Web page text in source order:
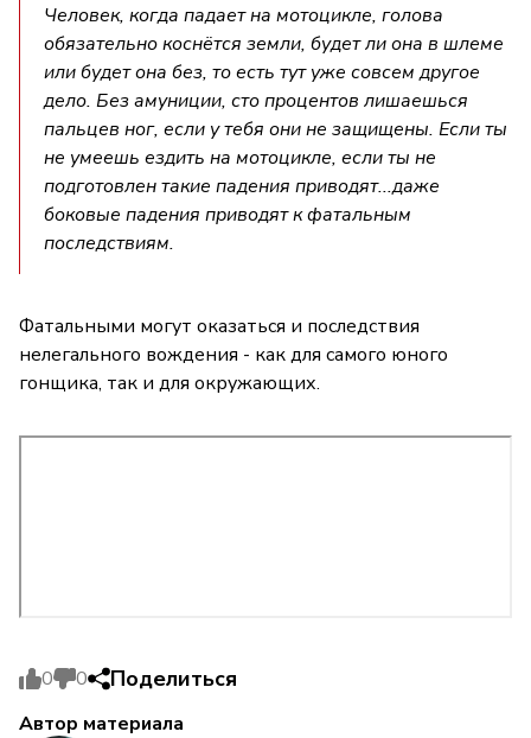
Человек, когда падает на мотоцикле, голова
обязательно коснётся земли, будет ли она в шлеме
или будет она без, то есть тут уже совсем другое
дело. Без амуниции, сто процентов лишаешься
пальцев ног, если у тебя они не защищены. Если ты
не умеешь ездить на мотоцикле, если ты не
подготовлен такие падения приводят...даже
боковые падения приводят к фатальным
последствиям.
Фатальными могут оказаться и последствия
нелегального вождения - как для самого юного
гонщика, так и для окружающих.
0 0 Поделиться
Автор материала